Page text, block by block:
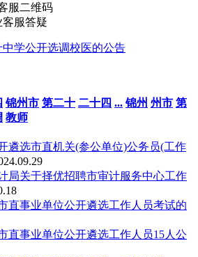
服二维码
服答疑
学公开选调校医的公告
锦州市 第二十 二十四 ... 锦州 州市 第
教师
遴选市直机关(参公单位)公务员(工作
局关于择优招聘市审计服务中心工作
直事业单位公开遴选工作人员考试的
直事业单位公开遴选工作人员15人公